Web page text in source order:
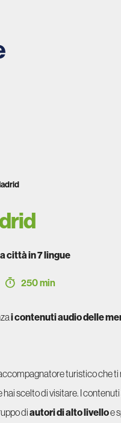
città in 7 lingue
250 min
i contenuti audio delle
turistico che
hai scelto di visitare. I
diautori di alto livelloe